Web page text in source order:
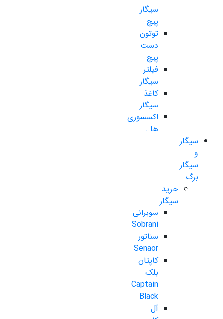
سیگار
پیچ
توتون
دست
پیچ
فیلتر
سیگار
کاغذ
سیگار
اکسسوری
ها..
سیگار
و
سیگار
برگ
خرید
سیگار
سوبرانی
Sobrani
سناتور
Senaor
کاپتان
بلک
Captain
Black
آل